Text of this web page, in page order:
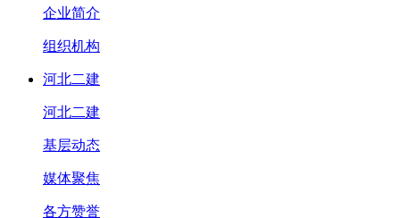
企业简介
组织机构
河北二建
河北二建
基层动态
媒体聚焦
各方赞誉